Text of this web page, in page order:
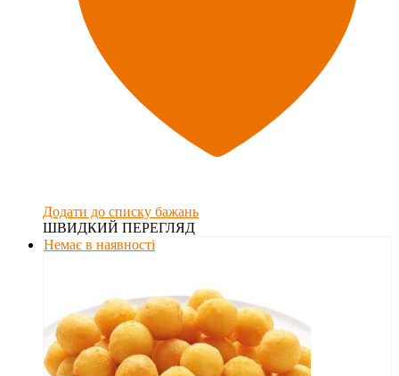
Додати до списку бажань
ШВИДКИЙ ПЕРЕГЛЯД
Немає в наявності